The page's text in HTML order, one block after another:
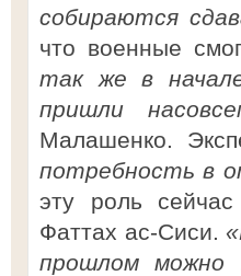
собираются
что военные
так же в
пришли
Малашенко.
потребность в
эту роль
Фаттах ас-Сиси.
прошлом можно